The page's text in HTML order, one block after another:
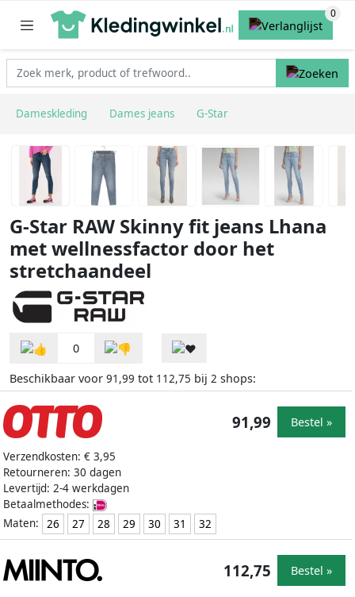
Dameskleding Dames jeans G-Star
G-Star RAW Skinny fit jeans Lhana
met wellnessfactor door het
stretchaandeel
0
Beschikbaar voor 91,99 tot 112,75 bij 2 shops:
Verzendkosten: € 3,95
Retourneren: 30 dagen
Levertijd: 2-4 werkdagen
Betaalmethodes:
Maten:
26 27 28 29 30 31 32
91,99 Bestel »
112,75 Bestel »